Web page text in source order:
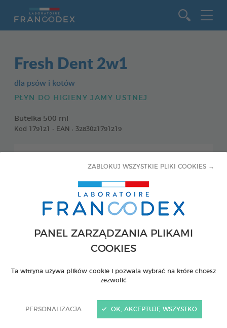
PANEL ZARZĄDZANIA PLIKAMI
COOKIES
Ta witryna używa plików cookie i pozwala wybrać na które chcesz
zezwolić
PERSONALIZACJA
ZABLOKUJ WSZYSTKIE PLIKI COOKIES →
OK, AKCEPTUJĘ WSZYSTKO
Fresh Dent 2w1
dla psów i kotów
PŁYN DO HIGIENY JAMY USTNEJ
Butelka 500 ml
Kod 179121 - EAN : 3283021791219